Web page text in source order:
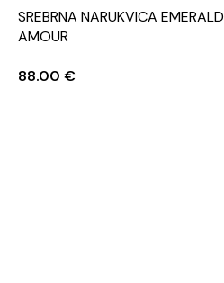
SREBRNA NARUKVICA EMERALD
AMOUR
88.00 €